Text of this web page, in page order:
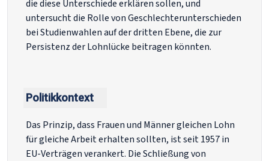
die diese Unterschiede erklären sollen, und
untersucht die Rolle von Geschlechterunterschieden
bei Studienwahlen auf der dritten Ebene, die zur
Persistenz der Lohnlücke beitragen könnten.
Politikkontext
Das Prinzip, dass Frauen und Männer gleichen Lohn
für gleiche Arbeit erhalten sollten, ist seit 1957 in
EU-Verträgen verankert. Die Schließung von